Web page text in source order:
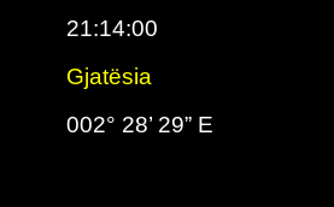
21:14:00
Gjatësia
002° 28’ 29” E